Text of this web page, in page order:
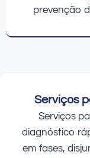
prevenção
Serviços
Serviços
diagnóstico
em fases,